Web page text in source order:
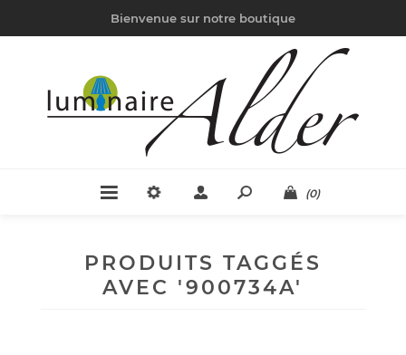
Bienvenue sur notre boutique
(0)
PRODUITS TAGGÉS
AVEC '900734A'